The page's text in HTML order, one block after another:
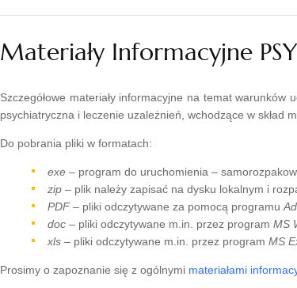
Materiały Informacyjne PSY
Szczegółowe materiały informacyjne na temat
psychiatryczna i leczenie uzależnień, wchodzące w skład
Do pobrania pliki w formatach:
exe– program do uruchomienia –
zip– plik należy zapisać na dysku lokalnym i
PDF– pliki odczytywane za pomocą programu
doc– pliki odczytywane m.in. przez program MS
xls– pliki odczytywane m.in. przez program MS
Prosimy o zapoznanie się z ogólnymi materiałami